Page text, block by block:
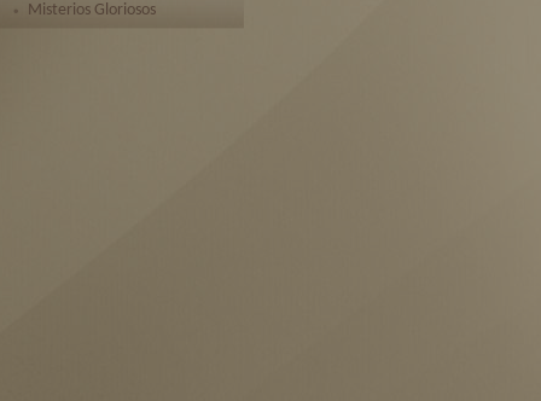
Misterios Gloriosos